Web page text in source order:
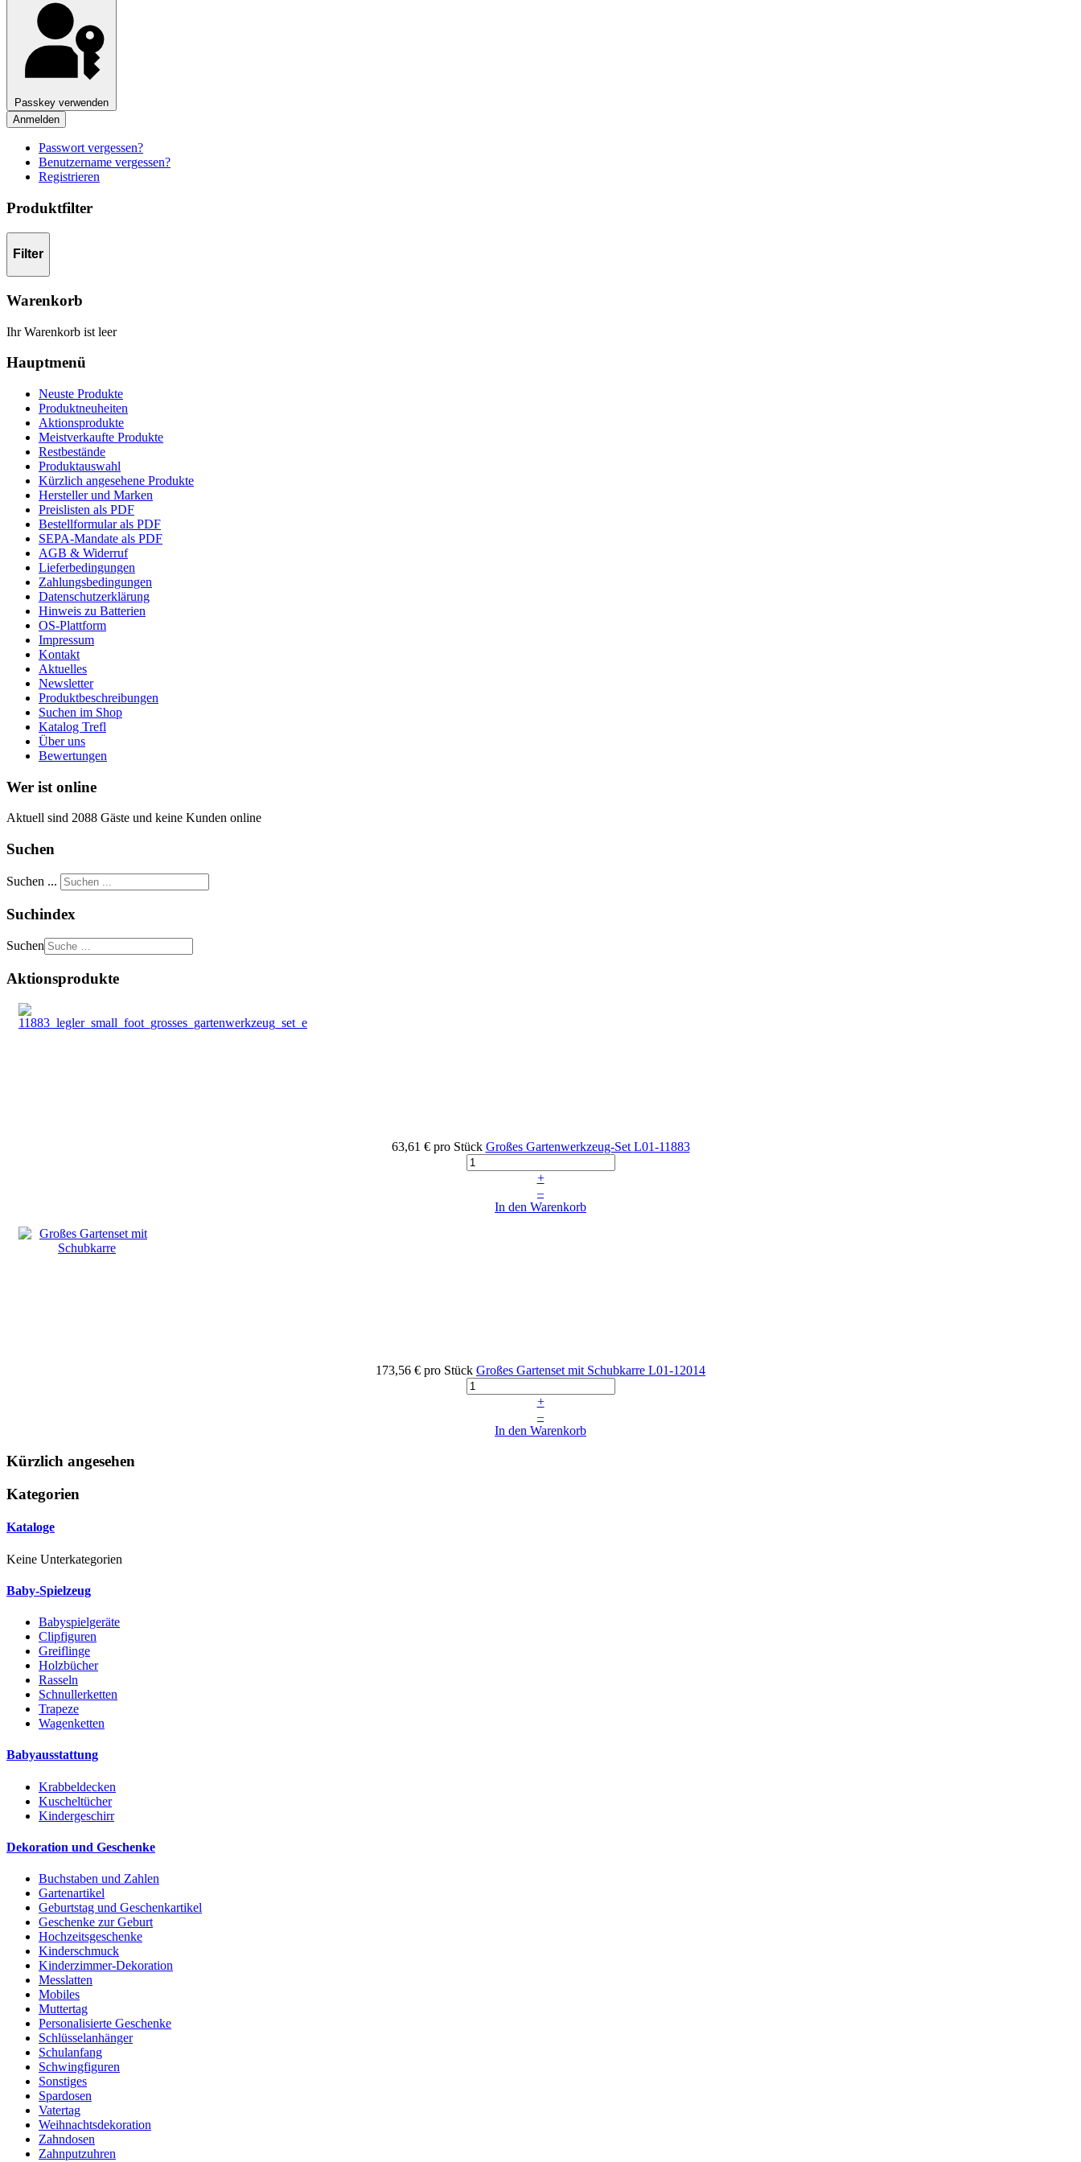
Passkey verwenden
Anmelden
Passwort vergessen?
Benutzername vergessen?
Registrieren
Produktfilter
Filter
Warenkorb
Ihr Warenkorb ist leer
Hauptmenü
Neuste Produkte
Produktneuheiten
Aktionsprodukte
Meistverkaufte Produkte
Restbestände
Produktauswahl
Kürzlich angesehene Produkte
Hersteller und Marken
Preislisten als PDF
Bestellformular als PDF
SEPA-Mandate als PDF
AGB & Widerruf
Lieferbedingungen
Zahlungsbedingungen
Datenschutzerklärung
Hinweis zu Batterien
OS-Plattform
Impressum
Kontakt
Aktuelles
Newsletter
Produktbeschreibungen
Suchen im Shop
Katalog Trefl
Über uns
Bewertungen
Wer ist online
Aktuell sind 2088 Gäste und keine Kunden online
Suchen
Suchen ...
Suchindex
Suchen
Aktionsprodukte
63,61 € pro Stück Großes Gartenwerkzeug-Set L01-11883
+
–
In den Warenkorb
173,56 € pro Stück Großes Gartenset mit Schubkarre L01-12014
+
–
In den Warenkorb
Kürzlich angesehen
Kategorien
Kataloge
Keine Unterkategorien
Baby-Spielzeug
Babyspielgeräte
Clipfiguren
Greiflinge
Holzbücher
Rasseln
Schnullerketten
Trapeze
Wagenketten
Babyausstattung
Krabbeldecken
Kuscheltücher
Kindergeschirr
Dekoration und Geschenke
Buchstaben und Zahlen
Gartenartikel
Geburtstag und Geschenkartikel
Geschenke zur Geburt
Hochzeitsgeschenke
Kinderschmuck
Kinderzimmer-Dekoration
Messlatten
Mobiles
Muttertag
Personalisierte Geschenke
Schlüsselanhänger
Schulanfang
Schwingfiguren
Sonstiges
Spardosen
Vatertag
Weihnachtsdekoration
Zahndosen
Zahnputzuhren